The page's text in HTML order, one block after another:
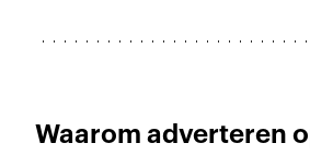
Waarom adverteren